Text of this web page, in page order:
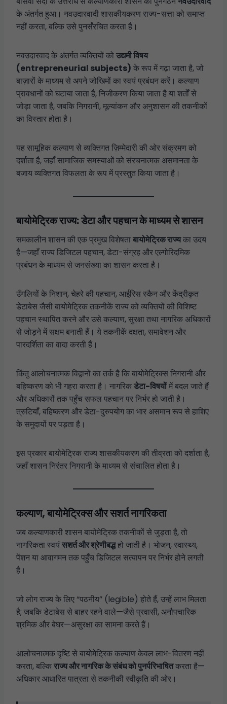
के अंतर्गत हुआ। नवउदारवादी शासकीयकरण राज्य-सत्ता को समाप्त
नहीं करता, बल्कि उसे पुनर्संरचित करता है।
नवउदारवाद के अंतर्गत व्यक्तियों कोउद्यमी विषय
(entrepreneurial subjects) के रूप में गढ़ा जाता है, जो
बाज़ारों के माध्यम से अपने जोखिमों का स्वयं प्रबंधन करें। कल्याण
प्रावधानों को घटाया जाता है, निजीकरण किया जाता है या शर्तों से
जोड़ा जाता है, जबकि निगरानी, मूल्यांकन और अनुशासन की तकनीकों
का विस्तार होता है।
यह सामूहिक कल्याण से व्यक्तिगत ज़िम्मेदारी की ओर संक्रमण को
दर्शाता है, जहाँ सामाजिक समस्याओं को संरचनात्मक असमानता के
बजाय व्यक्तिगत विफलता के रूप में प्रस्तुत किया जाता है।
बायोमेट्रिक राज्य: डेटा और पहचान के माध्यम से शासन
समकालीन शासन की एक प्रमुख विशेषताबायोमेट्रिक राज्यका उदय
है—जहाँ राज्य डिजिटल पहचान, डेटा-संग्रह और एल्गोरिदमिक
प्रबंधन के माध्यम से जनसंख्या का शासन करता है।
उँगलियों के निशान, चेहरे की पहचान, आईरिस स्कैन और केंद्रीकृत
डेटाबेस जैसी बायोमेट्रिक तकनीकें राज्य को व्यक्तियों की विशिष्ट
पहचान स्थापित करने और उसे कल्याण, सुरक्षा तथा नागरिक अधिकारों
से जोड़ने में सक्षम बनाती हैं। ये तकनीकें दक्षता, समावेशन और
पारदर्शिता का वादा करती हैं।
किंतु आलोचनात्मक विद्वानों का तर्क है कि बायोमेट्रिक्स निगरानी और
बहिष्करण को भी गहरा करता है। नागरिकडेटा-विषयोंमें बदल जाते हैं
और अधिकारों तक पहुँच सफल पहचान पर निर्भर हो जाती है।
त्रुटियाँ, बहिष्करण और डेटा-दुरुपयोग का भार असमान रूप से हाशिए
के समुदायों पर पड़ता है।
इस प्रकार बायोमेट्रिक राज्य शासकीयकरण की तीव्रता को दर्शाता है,
जहाँ शासन निरंतर निगरानी के माध्यम से संचालित होता है।
कल्याण, बायोमेट्रिक्स और सशर्त नागरिकता
जब कल्याणकारी शासन बायोमेट्रिक तकनीकों से जुड़ता है, तो
नागरिकता स्वयंसशर्त और श्रेणीबद्धहो जाती है। भोजन, स्वास्थ्य,
पेंशन या आवागमन तक पहुँच डिजिटल सत्यापन पर निर्भर होने लगती
है।
जो लोग राज्य के लिए “पठनीय” (legible) होते हैं, उन्हें लाभ मिलता
है; जबकि डेटाबेस से बाहर रहने वाले—जैसे प्रवासी, अनौपचारिक
श्रमिक और बेघर—असुरक्षा का सामना करते हैं।
आलोचनात्मक दृष्टि से बायोमेट्रिक कल्याण केवल लाभ-वितरण नहीं
करता, बल्किराज्य और नागरिक के संबंध को पुनर्परिभाषितकरता है—
अधिकार आधारित पात्रता से तकनीकी स्वीकृति की ओर।